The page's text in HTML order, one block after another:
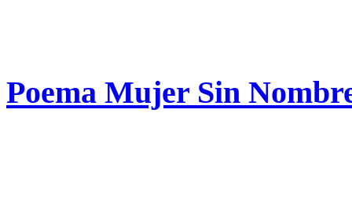
Poema Mujer Sin